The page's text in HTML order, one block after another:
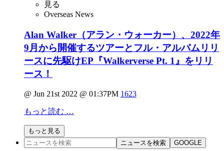
見る
Overseas News
Alan Walker（アラン・ウォーカー）、2022年
9月から開催するツアーとフル・アルバムリリ
ースに先駆けEP『Walkerverse Pt. 1』をリリ
ース！
@ Jun 21st 2022 @ 01:37PM 1623
もっと読む …
もっと見る
ニュースを検索
GOOGLE